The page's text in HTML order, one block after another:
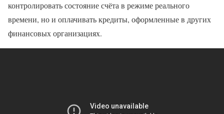
контролировать состояние счёта в режиме реального
времени, но и оплачивать кредиты, оформленные в других
финансовых организациях.